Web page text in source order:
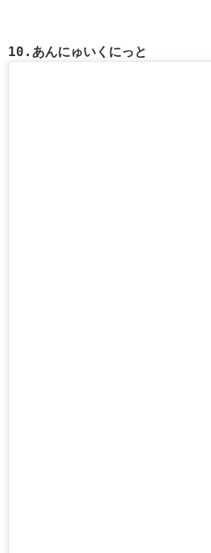
10.あんにゅいくにっと